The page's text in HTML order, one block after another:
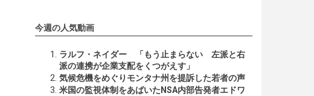
今週の人気動画
ラルフ・ネイダー 「もう止まらない 左派と右
派の連携が企業支配をくつがえす」
気候危機をめぐりモンタナ州を提訴した若者の声
米国の監視体制をあばいたNSA内部告発者エドワ